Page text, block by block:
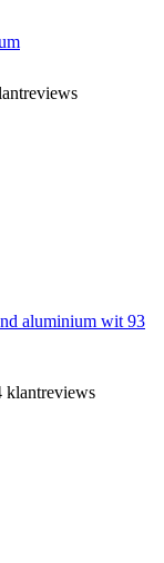
aluminium wit 93
klantreviews